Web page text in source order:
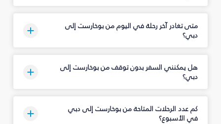
متى تغادر آخر رحلة في اليوم من بوخارست إلى
دبي؟
هل يمكنني السفر بدون توقف من بوخارست إلى
دبي؟
كم عدد الرحلات المتاحة من بوخارست إلى دبي
في الأسبوع؟